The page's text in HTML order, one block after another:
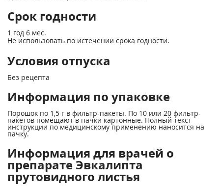
Срок годности
1 год 6 мес.
Не использовать по истечении срока годности.
Условия отпуска
Без рецепта
Информация по упаковке
Порошок по 1,5 г в фильтр-пакеты. По 10 или 20 фильтр-
пакетов помещают в пачки картонные. Полный текст
инструкции по медицинскому применению наносится на
пачку.
Информация для врачей о
препарате Эвкалипта
прутовидного листья